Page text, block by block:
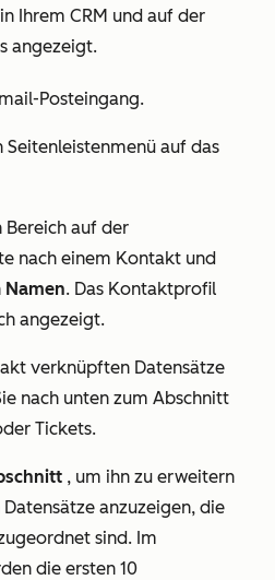
Ihrem CRM und auf der
angezeigt.
Posteingang.
Seitenleistenmenü auf das
Bereich auf der
nach einem Kontakt und
Namen. Das Kontaktprofil
angezeigt.
verknüpften Datensätze
nach unten zum Abschnitt
Tickets.
, um ihn zu erweitern
anzuzeigen, die
sind. Im
die ersten 10